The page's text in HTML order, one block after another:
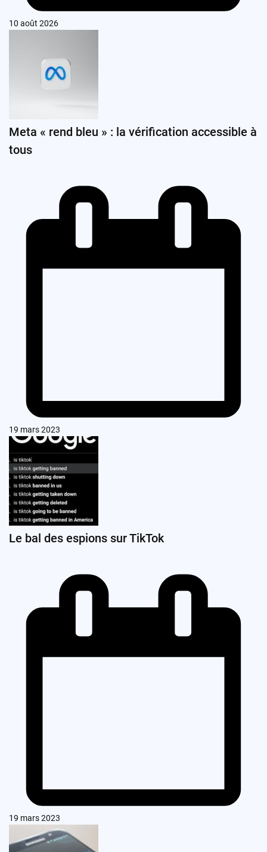
10 août 2026
Meta « rend bleu » : la vérification accessible à
tous
19 mars 2023
Le bal des espions sur TikTok
19 mars 2023